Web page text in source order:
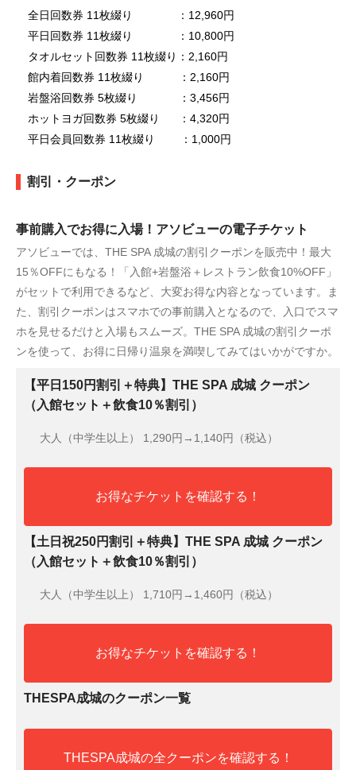
全日回数券 11枚綴り ：12,960円
平日回数券 11枚綴り ：10,800円
タオルセット回数券 11枚綴り：2,160円
館内着回数券 11枚綴り ：2,160円
岩盤浴回数券 5枚綴り ：3,456円
ホットヨガ回数券 5枚綴り ：4,320円
平日会員回数券 11枚綴り ：1,000円
割引・クーポン
事前購入でお得に入場！アソビューの電子チケット
アソビューでは、THE SPA 成城の割引クーポンを販売中！最大
15％OFFにもなる！「入館+岩盤浴＋レストラン飲食10%OFF」
がセットで利用できるなど、大変お得な内容となっています。ま
た、割引クーポンはスマホでの事前購入となるので、入口でスマ
ホを見せるだけと入場もスムーズ。THE SPA 成城の割引クーポ
ンを使って、お得に日帰り温泉を満喫してみてはいかがですか。
【平日150円割引＋特典】THE SPA 成城 クーポン
（入館セット＋飲食10％割引）
大人（中学生以上） 1,290円→1,140円（税込）
お得なチケットを確認する！
【土日祝250円割引＋特典】THE SPA 成城 クーポン
（入館セット＋飲食10％割引）
大人（中学生以上） 1,710円→1,460円（税込）
お得なチケットを確認する！
THESPA成城のクーポン一覧
THESPA成城の全クーポンを確認する！